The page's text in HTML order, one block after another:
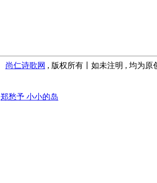
尚仁诗歌网 , 版权所有丨如未注明 , 均为原
郑愁予 小小的岛